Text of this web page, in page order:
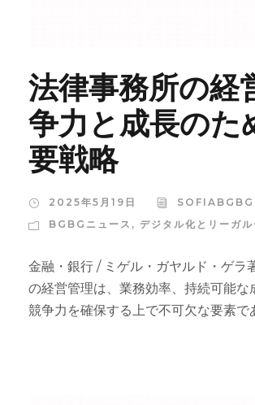
法律事務所の経
争力と成長のた
要戦略
2025年5月19日
SOFIABGBG
BGBGニュース , デジタル化とリーガ
金融・銀行 / ミゲル・ガヤルド・ゲラ
の経営管理は、業務効率、持続可能な
競争力を確保する上で不可欠な要素で